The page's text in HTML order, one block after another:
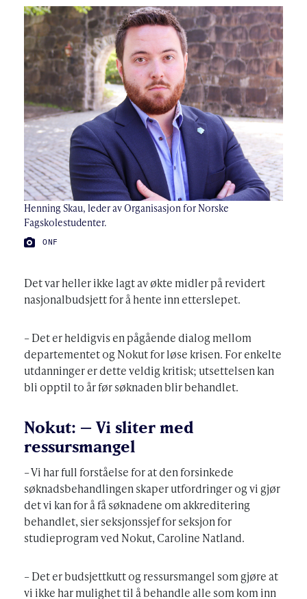
Henning Skau, leder av Organisasjon for Norske
Fagskolestudenter.
FOTO:
ONF
Det var heller ikke lagt av økte midler på revidert
nasjonalbudsjett for å hente inn etterslepet.
– Det er heldigvis en pågående dialog mellom
departementet og Nokut for løse krisen. For enkelte
utdanninger er dette veldig kritisk; utsettelsen kan
bli opptil to år før søknaden blir behandlet.
Nokut: – Vi sliter med
ressursmangel
– Vi har full forståelse for at den forsinkede
søknadsbehandlingen skaper utfordringer og vi gjør
det vi kan for å få søknadene om akkreditering
behandlet, sier seksjonssjef for seksjon for
studieprogram ved Nokut, Caroline Natland.
– Det er budsjettkutt og ressursmangel som gjøre at
vi ikke har mulighet til å behandle alle som kom inn